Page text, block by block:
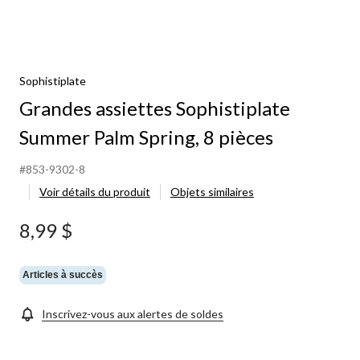
Sophistiplate
Grandes assiettes Sophistiplate
Summer Palm Spring, 8 pièces
#853-9302-8
Voir détails du produit
Objets similaires
8,99 $
Articles à succès
Inscrivez-vous aux alertes de soldes